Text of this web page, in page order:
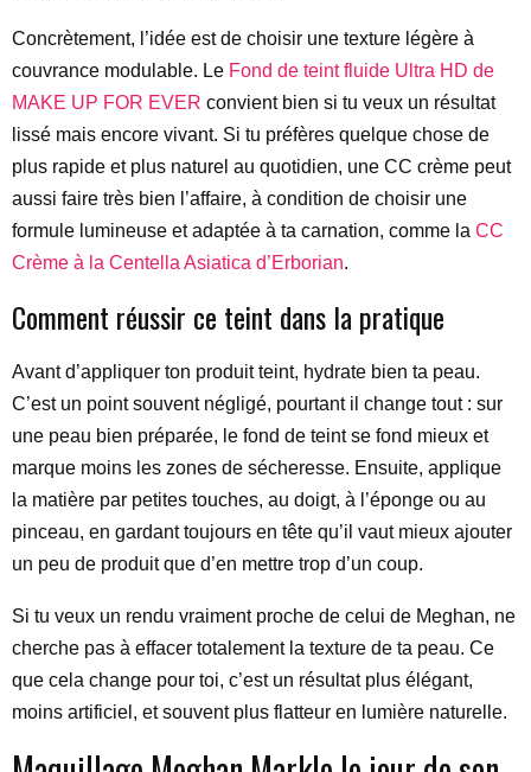
Concrètement, l’idée est de choisir une texture légère à
couvrance modulable. Le Fond de teint fluide Ultra HD de
MAKE UP FOR EVER convient bien si tu veux un résultat
lissé mais encore vivant. Si tu préfères quelque chose de
plus rapide et plus naturel au quotidien, une CC crème peut
aussi faire très bien l’affaire, à condition de choisir une
formule lumineuse et adaptée à ta carnation, comme la CC
Crème à la Centella Asiatica d’Erborian.
Comment réussir ce teint dans la pratique
Avant d’appliquer ton produit teint, hydrate bien ta peau.
C’est un point souvent négligé, pourtant il change tout : sur
une peau bien préparée, le fond de teint se fond mieux et
marque moins les zones de sécheresse. Ensuite, applique
la matière par petites touches, au doigt, à l’éponge ou au
pinceau, en gardant toujours en tête qu’il vaut mieux ajouter
un peu de produit que d’en mettre trop d’un coup.
Si tu veux un rendu vraiment proche de celui de Meghan, ne
cherche pas à effacer totalement la texture de ta peau. Ce
que cela change pour toi, c’est un résultat plus élégant,
moins artificiel, et souvent plus flatteur en lumière naturelle.